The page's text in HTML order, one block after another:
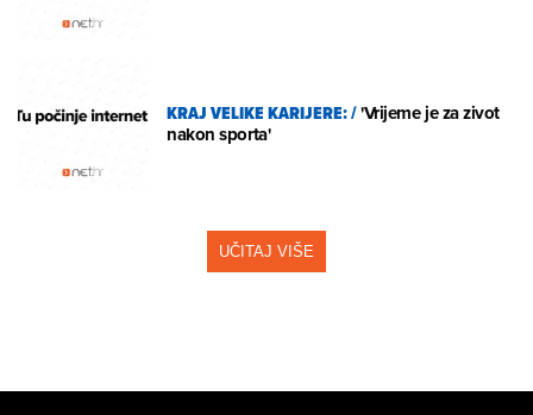
KRAJ VELIKE KARIJERE:/'Vrijeme je za zivot
nakon sporta'
UČITAJ VIŠE